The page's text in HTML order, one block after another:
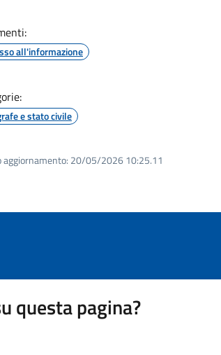
all'informazione
e stato civile
aggiornamento: 20/05/2026 10:25.11
questa pagina?